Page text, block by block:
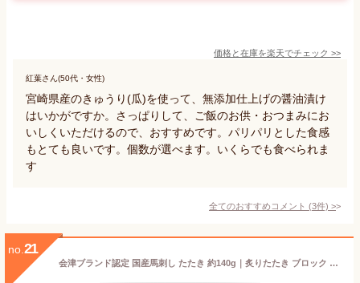
価格と在庫を楽天でチェック >>
紅葉さん(50代・女性)
宮崎県産のきゅうり(瓜)を使って、無添加仕上げの醤油漬け
はいかがですか。さっぱりして、ご飯のお供・おつまみにお
いしくいただけるので、おすすめです。パリパリとした食感
もとても良いです。個数が選べます。いくらでも食べられま
す
全てのおすすめコメント (3件) >
no. 21
会津ブランド認定 国産馬刺し たたき 約140g｜炙りたたき ブロック 真空パック｜自家製にんにく辛子味噌付き｜赤身 馬刺し 国産 会津 高級 ギフト｜福島 馬肉 お土産